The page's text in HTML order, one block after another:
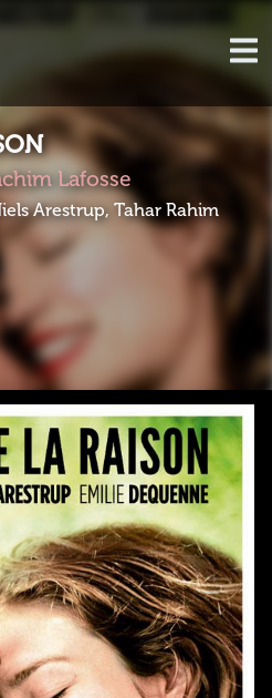
Lafosse
Arestrup, Tahar Rahim